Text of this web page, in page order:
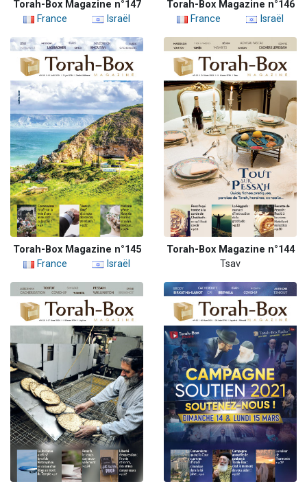
Torah-Box Magazine n°147
France
Israël
Torah-Box Magazine n°146
France
Israël
Torah-Box Magazine n°145
France
Israël
Torah-Box Magazine n°144
Tsav